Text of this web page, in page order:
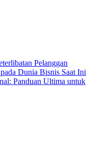
Pelanggan
Dunia Bisnis Saat Ini
Panduan Ultima untuk